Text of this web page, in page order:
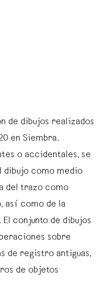
de dibujos realizados
en Siembra.
o accidentales, se
dibujo como medio
del trazo como
así como de la
conjunto de dibujos
sobre
de registro antiguas,
de objetos